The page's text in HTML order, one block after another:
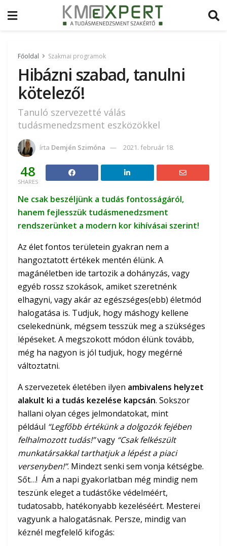
Főoldal Szakmai programok
Hibázni szabad, tanulni
kötelező!
Tanuló szervezetté válás
tudásmenedzsment eszközökkel
írta Demjén Szimóna 2021. február 18.
48
SHARES
Ne csak beszéljünk a tudás fontosságáról,
hanem fejlesszük tudásmenedzsment
rendszerünket a modern kor kihívásai szerint!
Az élet fontos területein gyakran nem a
hangoztatott értékek mentén élünk. A
magánéletben ide tartozik a dohányzás, vagy
egyéb rossz szokások, amiket szeretnénk
elhagyni, vagy akár az egészséges(ebb) életmód
halogatása is. Tudjuk, hogy máshogy kellene
cselekednünk, mégsem tesszük meg a szükséges
lépéseket. A megszokott módon élünk tovább,
még ha nagyon is jól tudjuk, hogy megérné
változtatni.
A szervezetek életében ilyen ambivalens helyzet
alakult ki a tudás kezelése kapcsán. Sokszor
hallani olyan céges jelmondatokat, mint
például “Legfőbb értékünk a dolgozók fejében
felhalmozott tudás!”vagy “Csak felkészült
munkatársakkal tarthatjuk a lépést a piaci
versenyben!”. Mindezt senki sem vonja kétségbe.
Sőt…! Ám a napi gyakorlatban még mindig nem
teszünk eleget a tudástőke védelméért,
tudatosabb, hatékonyabb kezeléséért. Mesterei
vagyunk a halogatásnak. Persze, mindig van
kéznél megfelelő kifogás: